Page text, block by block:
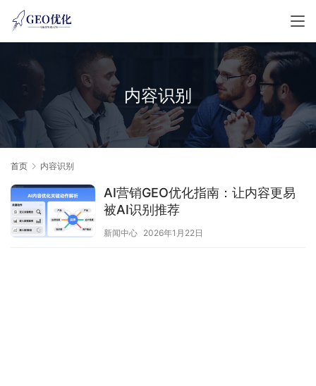
内容识别
首页 内容识别
AI营销GEO优化指南：让内容更易
被AI识别推荐
新闻中心 2026年1月22日